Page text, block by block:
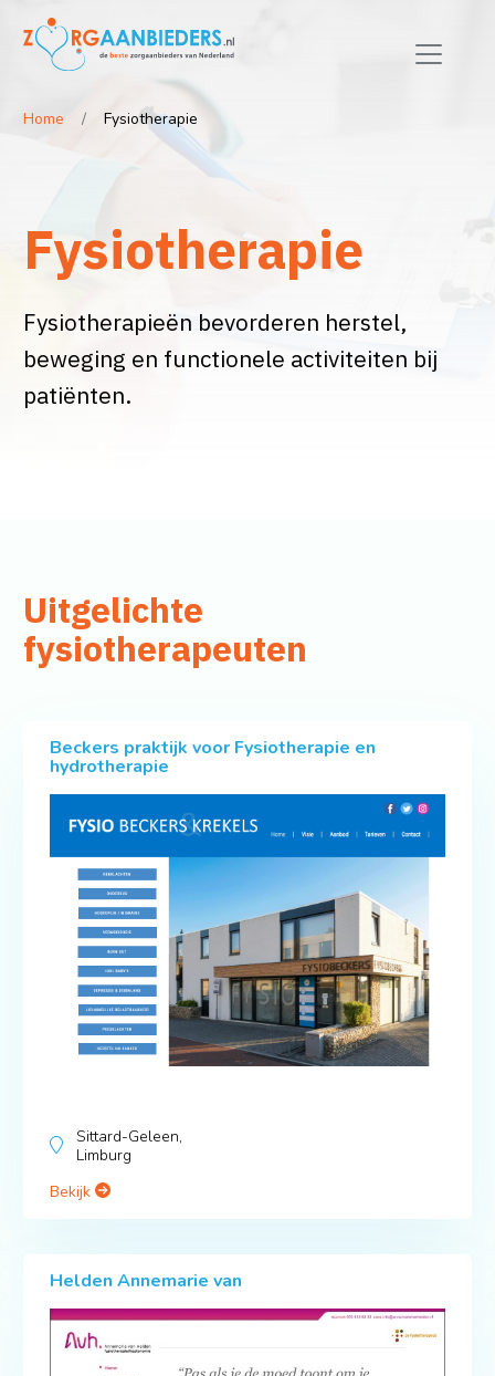
Home Fysiotherapie
Fysiotherapie
Fysiotherapieën bevorderen herstel,
beweging en functionele activiteiten bij
patiënten.
Uitgelichte
fysiotherapeuten
Beckers praktijk voor Fysiotherapie en
hydrotherapie
Sittard-Geleen,
Limburg
Bekijk
Helden Annemarie van